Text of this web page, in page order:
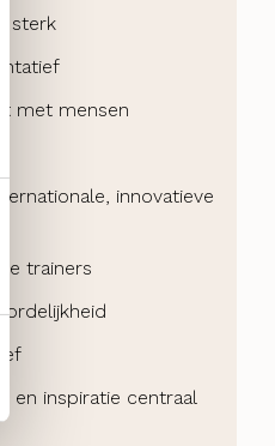
sterk
met mensen
innovatieve
trainers
en inspiratie centraal